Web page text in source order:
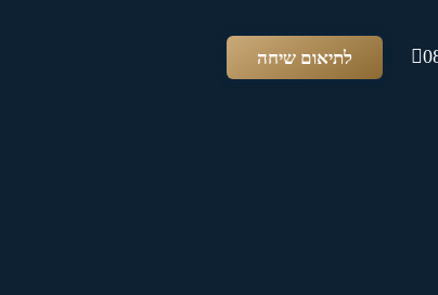
לתיאום שיחה